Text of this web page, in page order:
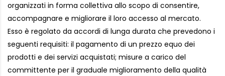
organizzati in forma collettiva allo scopo di consentire,
accompagnare e migliorare il loro accesso al mercato.
Esso è regolato da accordi di lunga durata che prevedono i
seguenti requisiti: il pagamento di un prezzo equo dei
prodotti e dei servizi acquistati; misure a carico del
committente per il graduale miglioramento della qualità